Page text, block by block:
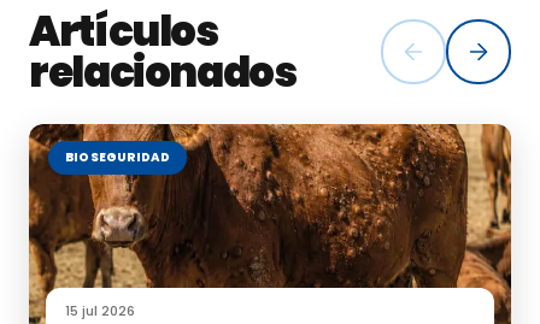
Artículos
relacionados
BIOSEGURIDAD
15 jul 2026